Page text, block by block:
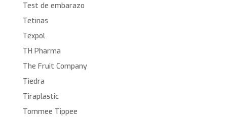
Test de embarazo
Tetinas
Texpol
TH Pharma
The Fruit Company
Tiedra
Tiraplastic
Tommee Tippee